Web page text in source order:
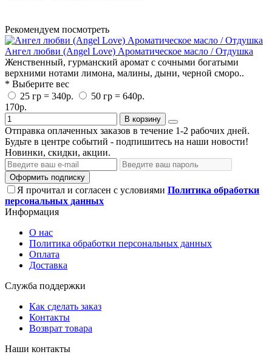
Рекомендуем посмотреть
Ангел любви (Angel Love) Ароматическое масло / Отдушка
Женственный, гурманский аромат с сочными богатыми
верхними нотами лимона, малины, дыни, черной сморо..
* Выберите вес
25 гр = 340р.
50 гр = 640р.
170р.
В корзину
Отправка оплаченных заказов в течение 1-2 рабочих дней.
Будьте в центре событий - подпишитесь на наши новости!
Новинки, скидки, акции.
Оформить подписку
Я прочитал и согласен с условиями Политика обработки
персональных данных
Информация
О нас
Политика обработки персональных данных
Оплата
Доставка
Служба поддержки
Как сделать заказ
Контакты
Возврат товара
Наши контакты